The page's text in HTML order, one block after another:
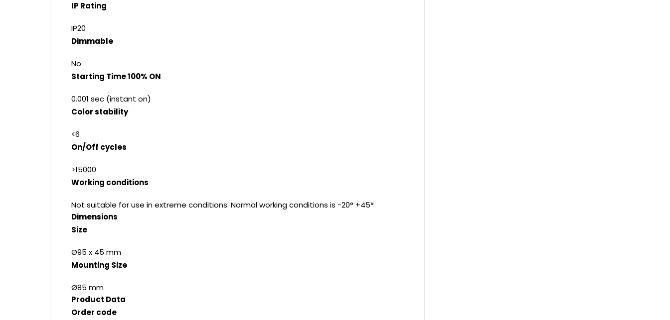
IP Rating
IP20
Dimmable
No
Starting Time 100% ON
0.001 sec (instant on)
Color stability
<6
On/Off cycles
>15000
Working conditions
Not suitable for use in extreme conditions. Normal working conditions is -20° +45°
Dimensions
Size
Ø95 x 45 mm
Mounting Size
Ø85 mm
Product Data
Order code